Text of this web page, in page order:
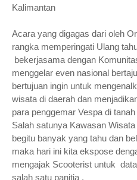
Kalimantan
Acara yang digagas dari oleh
rangka memperingati Ulang
bekerjasama dengan
menggelar even nasional
bertujuan ingin untuk
wisata di daerah dan
para penggemar Vespa di tanah
Salah satunya Kawasan
begitu banyak yang tahu dan
maka hari ini kita ekspose
mengajak Scooterist untuk
salah satu panitia .